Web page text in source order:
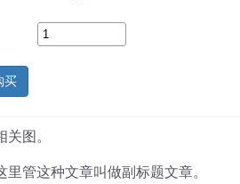
买
图。
管这种文章叫做副标题文章。